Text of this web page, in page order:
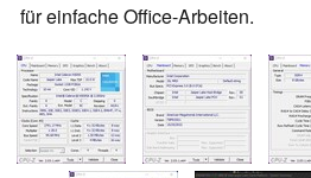
für einfache Office-Arbeiten.